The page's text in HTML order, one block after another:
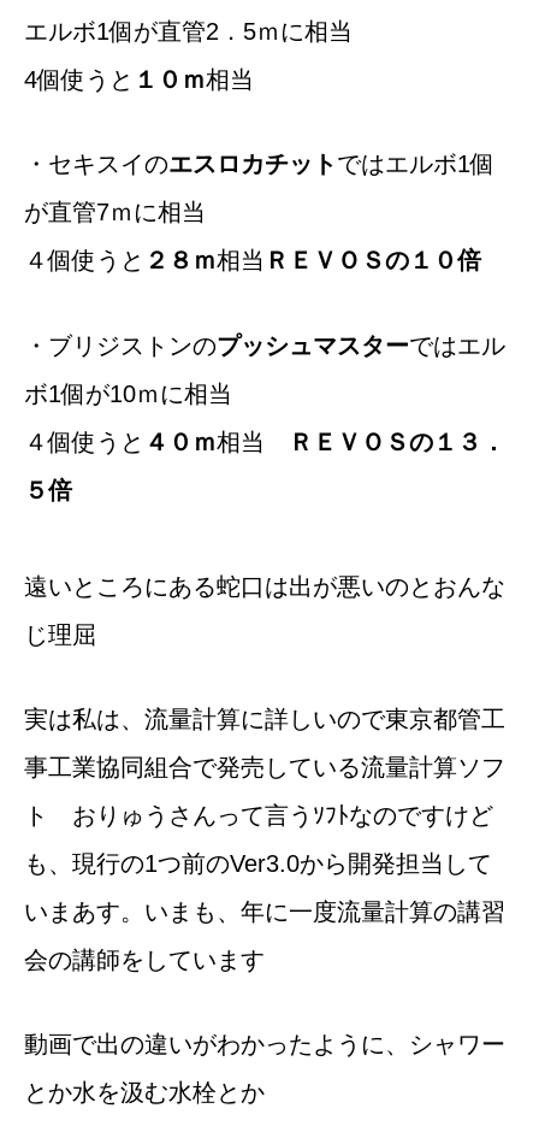
エルボ1個が直管2．5ｍに相当
4個使うと １０ｍ相当
・セキスイのエスロカチットではエルボ1個
が直管7ｍに相当
４個使うと ２８ｍ相当 ＲＥＶＯＳの１０倍
・ブリジストンのプッシュマスターではエル
ボ1個が10ｍに相当
４個使うと ４０ｍ相当
ＲＥＶＯＳの１３．
５倍
遠いところにある蛇口は出が悪いのとおんな
じ理屈
実は私は、流量計算に詳しいので東京都管工
事工業協同組合で発売している流量計算ソフ
ト おりゅうさんって言うｿﾌﾄなのですけど
も、現行の1つ前のVer3.0から開発担当して
いまあす。いまも、年に一度流量計算の講習
会の講師をしています
動画で出の違いがわかったように、シャワー
とか水を汲む水栓とか